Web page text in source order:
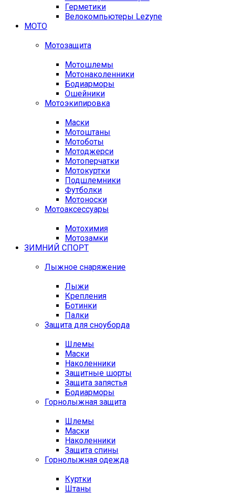
Герметики
Велокомпьютеры Lezyne
МОТО
Мотозащита
Мотошлемы
Мотонаколенники
Бодиарморы
Ошейники
Мотоэкипировка
Маски
Мотоштаны
Мотоботы
Мотоджерси
Мотоперчатки
Мотокуртки
Подшлемники
Футболки
Мотоноски
Мотоаксессуары
Мотохимия
Мотозамки
ЗИМНИЙ СПОРТ
Лыжное снаряжение
Лыжи
Крепления
Ботинки
Палки
Защита для сноуборда
Шлемы
Маски
Наколенники
Защитные шорты
Защита запястья
Бодиарморы
Горнолыжная защита
Шлемы
Маски
Наколенники
Защита спины
Горнолыжная одежда
Куртки
Штаны